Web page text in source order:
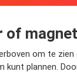
of
om te
kunt plannen.